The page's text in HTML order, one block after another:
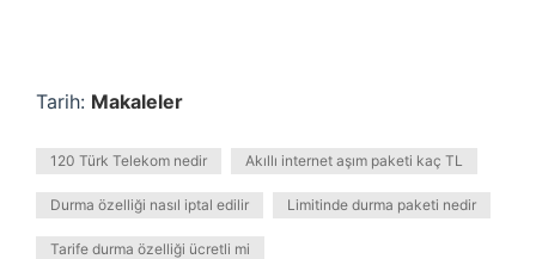
Tarih: Makaleler
120 Türk Telekom nedir Akıllı internet aşım paketi kaç TL
Durma özelliği nasıl iptal edilir Limitinde durma paketi nedir
Tarife durma özelliği ücretli mi